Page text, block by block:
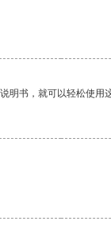
明书，就可以轻松使用